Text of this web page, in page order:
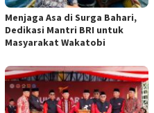
Menjaga Asa di Surga Bahari,
Dedikasi Mantri BRI untuk
Masyarakat Wakatobi